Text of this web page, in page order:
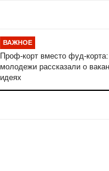
ВАЖНОЕ
Проф-корт вместо фуд-корта:
молодежи рассказали о
идеях